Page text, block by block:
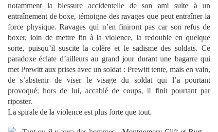
notamment la blessure accidentelle de son ami suite à un
entraînement de boxe, témoigne des ravages que peut entraîner la
force physique. Ravages qui n’en finiront pas car son refus de
boxer, loin de mettre fin à la violence, la redouble en quelque
sorte, puisqu’il suscite la colère et le sadisme des soldats. Ce
paradoxe éclate d’ailleurs au grand jour durant une bagarre qui
met Prewitt aux prises avec un soldat : Prewitt tente, mais en vain,
de s’abstenir de viser le visage du soldat qui l’a pourtant
provoqué; hors de lui, accablé de coups, il finit pourtant par
riposter.
La spirale de la violence est plus forte que tout.